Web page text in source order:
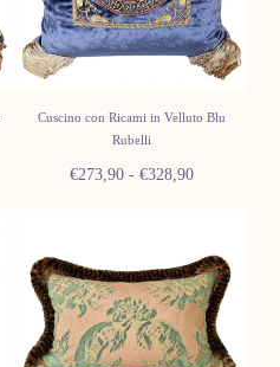
Cuscino con Ricami in Velluto Blu
Rubelli
Prezzo
€273,90 - Prezzo
€328,90